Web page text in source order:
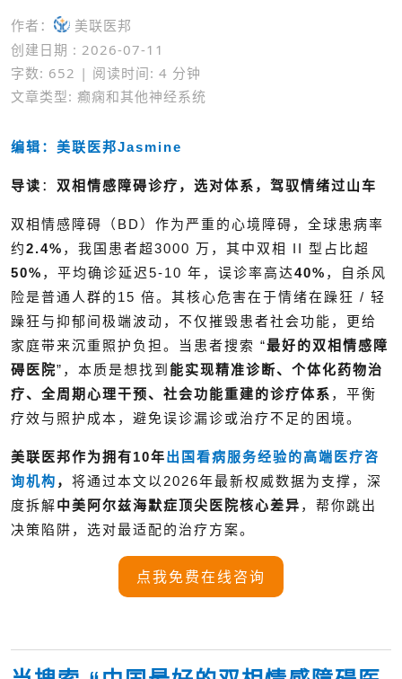
作者：
美联医邦
创建日期 : 2026-07-11
字数: 652 | 阅读时间: 4 分钟
文章类型: 癫痫和其他神经系统
编辑：美联医邦Jasmine
导读 ： 双相情感障碍诊疗，选对体系，驾驭情绪过山车
双相情感障碍（BD）作为严重的心境障碍，全球患病率
约2.4% ，我国患者超3000 万，其中双相 II 型占比超
50% ，平均确诊延迟5-10 年，误诊率高达40% ，自杀风
险是普通人群的15 倍。其核心危害在于情绪在躁狂 / 轻
躁狂与抑郁间极端波动，不仅摧毁患者社会功能，更给
家庭带来沉重照护负担。当患者搜索 “最好的双相情感障
碍医院”，本质是想找到 能实现精准诊断、个体化药物治
疗、全周期心理干预、社会功能重建的诊疗体系 ，平衡
疗效与照护成本，避免误诊漏诊或治疗不足的困境。
美联医邦作为拥有10年出国看病服务经验的高端医疗咨
询机构 ， 将通过本文以2026年最新权威数据为支撑，深
度拆解中美 阿尔兹海默症顶尖医院核心差异 ，帮你跳出
决策陷阱，选对最适配的治疗方案。
点我免费在线咨询